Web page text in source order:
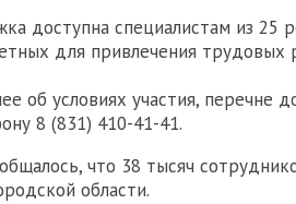
доступна специалистам из 25
для привлечения
об условиях участия, перечне
8 (831) 410-41-41.
что 38 тысяч
области.